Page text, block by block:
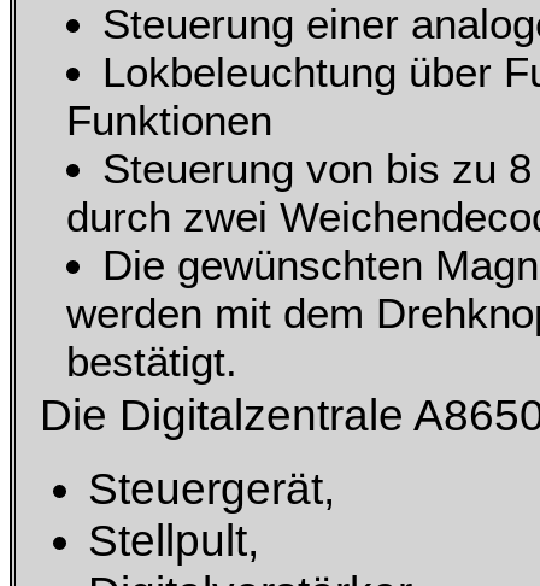
Steuerung einer
Lokbeleuchtung über
Funktionen
Steuerung von bis zu
durch zwei
Die gewünschten
werden mit dem
bestätigt.
Die Digitalzentrale
Steuergerät,
Stellpult,